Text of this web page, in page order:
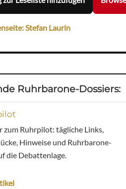
Stefan Laurin
Ruhrbarone-Dossiers:
zum Ruhrpilot: tägliche Links,
Hinweise und Ruhrbarone-
die Debattenlage.